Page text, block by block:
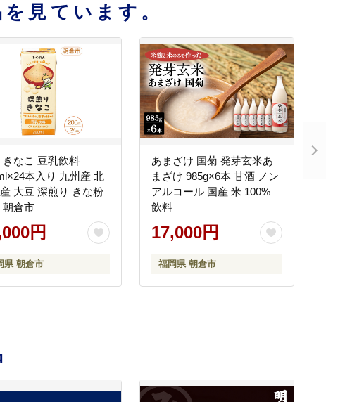
見ています。
きなこ 豆乳飲料
本入り 九州産 北
大豆 深煎り きな粉
朝倉市
円
県 朝倉市
あまざけ 国菊 発芽玄米あ
まざけ 985g×6本 甘酒 ノン
アルコール 国産 米 100%
飲料
17,000円
福岡県 朝倉市